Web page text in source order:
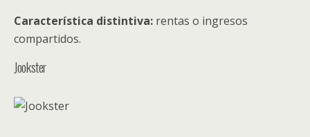
Característica distintiva: rentas o ingresos
compartidos.
Jookster